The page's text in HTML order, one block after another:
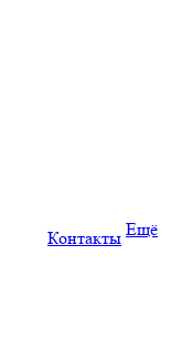
Контакты Ещё